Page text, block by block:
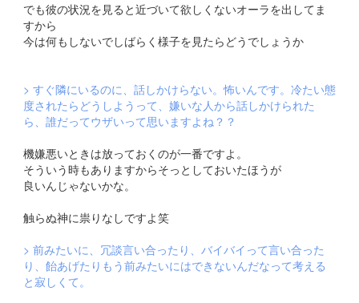
でも彼の状況を見ると近づいて欲しくないオーラを出してま
すから
今は何もしないでしばらく様子を見たらどうでしょうか
> すぐ隣にいるのに、話しかけらない。怖いんです。冷たい態
度されたらどうしようって、嫌いな人から話しかけられた
ら、誰だってウザいって思いますよね？？
機嫌悪いときは放っておくのが一番ですよ。
そういう時もありますからそっとしておいたほうが
良いんじゃないかな。
触らぬ神に祟りなしですよ笑
> 前みたいに、冗談言い合ったり、バイバイって言い合った
り、飴あげたりもう前みたいにはできないんだなって考える
と寂しくて。